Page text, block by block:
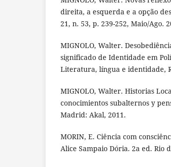
direita, a esquerda e a opção
21, n. 53, p. 239-252, Maio/Ago.
MIGNOLO, Walter.
significado de Identidade em
Literatura, língua e identidade,
MIGNOLO, Walter. Historias
conocimientos subalternos y
Madrid: Akal, 2011.
MORIN, E. Ciência com
Alice Sampaio Dória. 2a ed. Rio